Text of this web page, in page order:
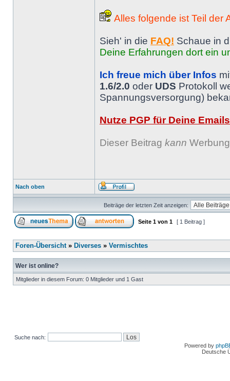
Alles folgende ist Teil der
Sieh' in die FAQ! Schaue in
Deine Erfahrungen dort ein
Ich freue mich über Infos
1.6/2.0 oder UDS Protokoll
Spannungsversorgung)
Nutze PGP für Deine
Dieser Beitrag kann
Nach oben
Beiträge der letzten Zeit anzeigen:
Seite 1 von 1 [ 1 Beitrag ]
Foren-Übersicht» Diverses » Vermischtes
Wer ist online?
Mitglieder in diesem Forum: 0 Mitglieder und 1 Gast
Suche nach:
Powered by
Deutsche